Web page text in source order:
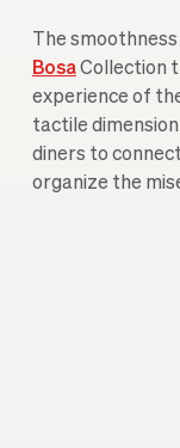
The
BosaCollection
experience of
tactile
diners to
organize the